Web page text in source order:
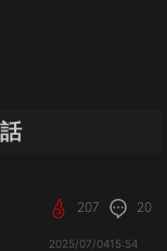
207 20
2025/07/0415:54